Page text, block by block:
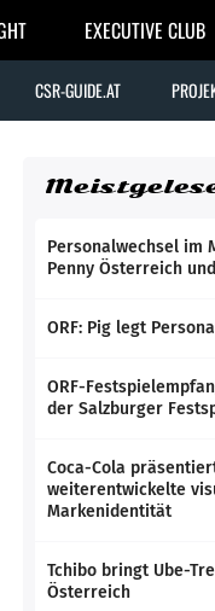
EXECUTIVE CLUB
CSR-GUIDE.AT
Personalwechsel im
Penny Österreich
ORF: Pig legt
ORF-
der Salzburger
Coca-Cola
weiterentwickelte
Markenidentität
Tchibo bringt Ube-
Österreich